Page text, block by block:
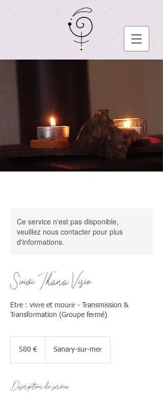
Ce service n'est pas disponible,
veuillez nous contacter pour plus
d'informations.
Suivi Thana Visio
Etre : vivre et mourir - Transmission &
Transformation (Groupe fermé)
580 € Sanary-sur-mer
Description du service